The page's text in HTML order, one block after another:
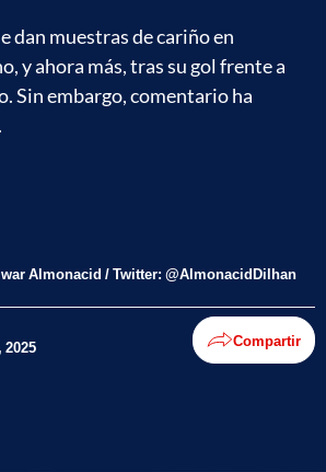
dan muestras de cariño en
y ahora más, tras su gol frente a
Sin embargo, comentario ha
Almonacid / Twitter: @AlmonacidDilhan
2025 Compartir